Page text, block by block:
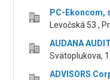
PC-Ekoncom,
Levočská 53 ,
AUDANA
Svätoplukova,
ADVISORS